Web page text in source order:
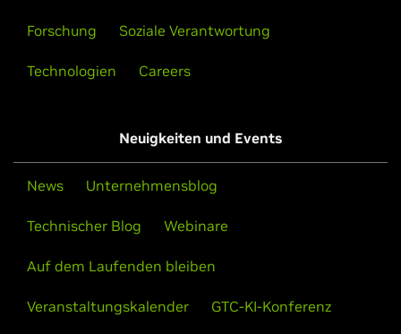
Forschung Soziale Verantwortung
Technologien Careers
Neuigkeiten und Events
News Unternehmensblog
Technischer Blog Webinare
Auf dem Laufenden bleiben
Veranstaltungskalender GTC-KI-Konferenz